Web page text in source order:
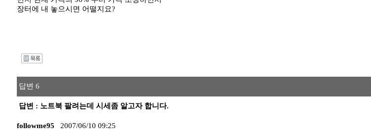
장터에 내 놓으시면 어떨지요?
답변 6
답변 : 노트북 팔려는데 시세좀 알고자 합니다.
followme95 2007/06/10 09:25